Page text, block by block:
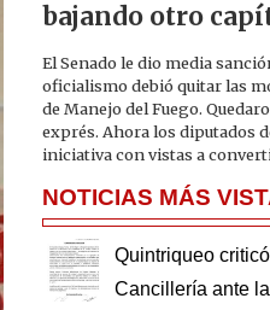
bajando otro
El Senado le dio media
oficialismo debió quitar las
de Manejo del Fuego.
exprés. Ahora los diputados
iniciativa con vistas a
NOTICIAS MÁS
Quintriqueo
Cancillería ante